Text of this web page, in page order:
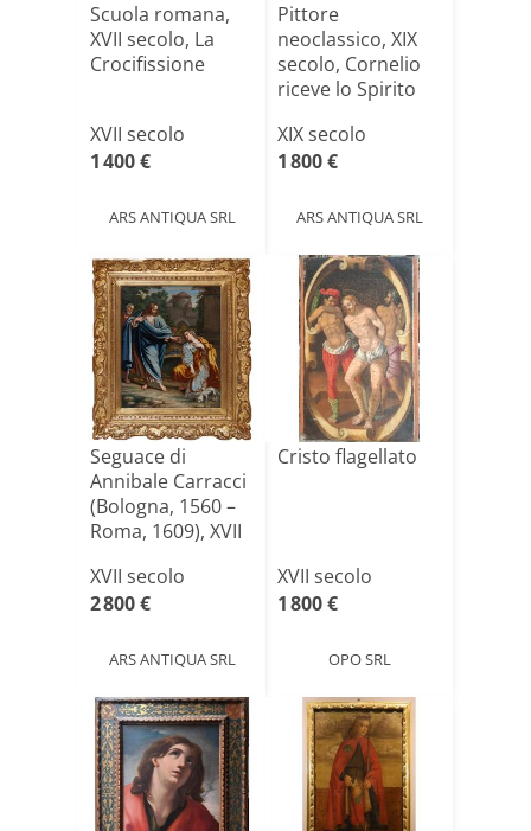
Scuola romana,
XVII secolo, La
Crocifissione
XVII secolo
1 400 €
ARS ANTIQUA SRL
Pittore
neoclassico, XIX
secolo, Cornelio
riceve lo Spirito
XIX secolo
1 800 €
ARS ANTIQUA SRL
Seguace di
Annibale Carracci
(Bologna, 1560 –
Roma, 1609), XVII
XVII secolo
2 800 €
ARS ANTIQUA SRL
Cristo flagellato
XVII secolo
1 800 €
OPO SRL